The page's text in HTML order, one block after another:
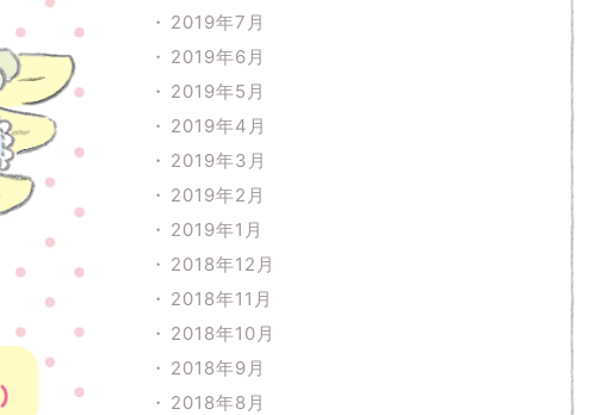
2019年7月
2019年6月
2019年5月
2019年4月
2019年3月
2019年2月
2019年1月
2018年12月
2018年11月
2018年10月
2018年9月
2018年8月